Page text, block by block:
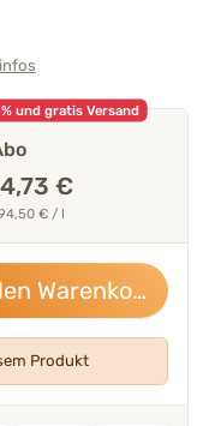
und gratis Versand
€
€ / l
Warenkorb
Produkt